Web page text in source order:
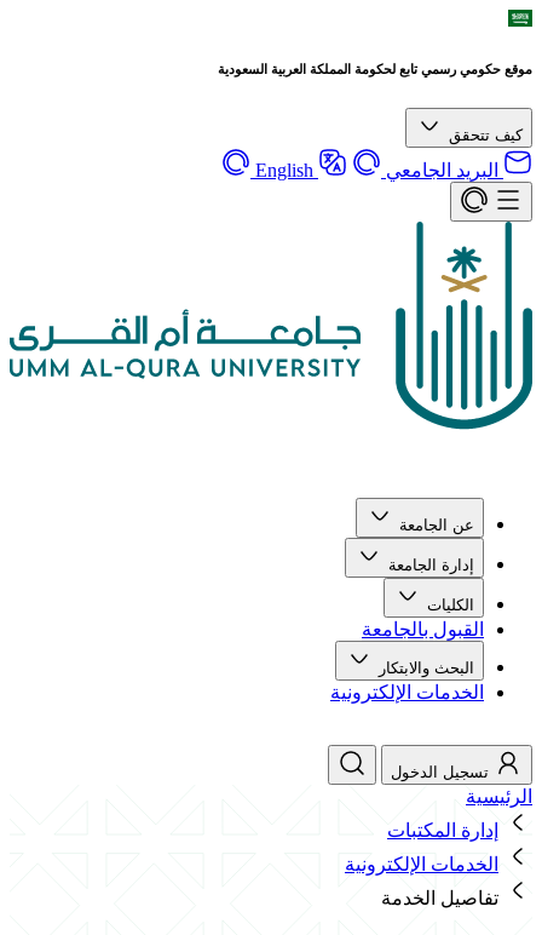
موقع حكومي رسمي تابع لحكومة المملكة العربية السعودية
كيف تتحقق
البريد الجامعي English
عن الجامعة
إدارة الجامعة
الكليات
القبول بالجامعة
البحث والابتكار
الخدمات الإلكترونية
تسجيل الدخول
الرئيسية
إدارة المكتبات
الخدمات الإلكترونية
تفاصيل الخدمة